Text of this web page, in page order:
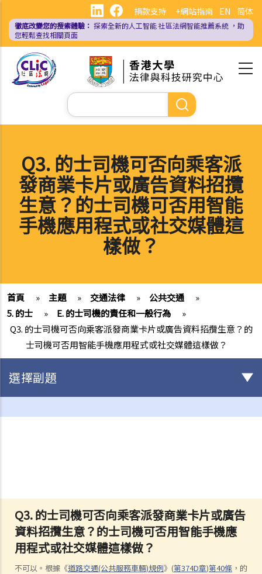
內
EN 简体
捐款支持 +網站指南
徹底改變您的搜索體驗： 探索全新的人工智能社區法網智能推薦系統 ，助
您輕鬆查找相關頁面
Search
Q3. 的士司機可否向乘客派
發商業卡片或廣告資料招攬
生意？的士司機可否用智能
手機應用程式或社交媒體這
樣做？
首頁 » 主題 » 交通法律 » 公共交通
»
5. 的士
» E. 的士司機的責任和一般行為
»
Q3. 的士司機可否向乘客派發商業卡片或廣告資料招攬生意？的
士司機可否用智能手機應用程式或社交媒體這樣做？
Q3. 的士司機可否向乘客派發商業卡片或廣告
資料招攬生意？的士司機可否用智能手機應
用程式或社交媒體這樣做？
不可以。根據《道路交通(公共服務車輛)規例》(第374D章)第40條 ，的
選擇副題
駕駛
a. 沒有遵守安全停車距離及從後撞擊
b. 沒有察看清楚而倒車
c. 不安全地超車
d. 撞倒行人